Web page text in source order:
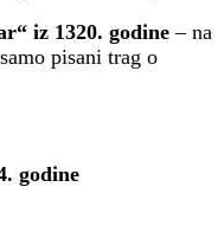
iz 1320. godine – na
pisani trag o
godine